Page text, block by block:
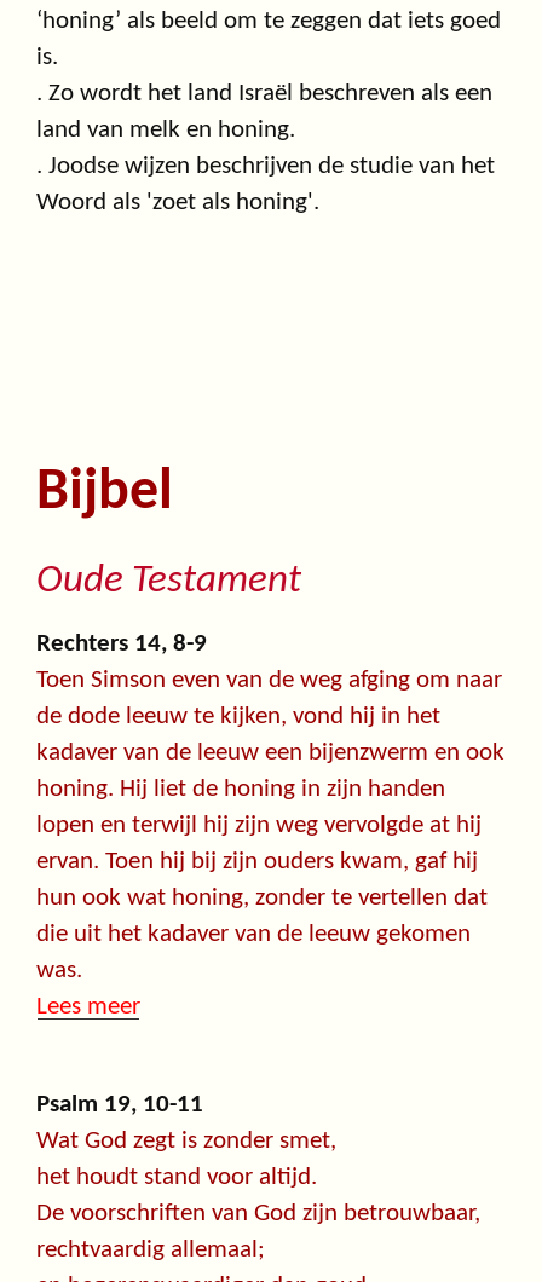
‘honing’ als beeld om te zeggen dat iets goed
is.
. Zo wordt het land Israël beschreven als een
land van melk en honing.
. Joodse wijzen beschrijven de studie van het
Woord als 'zoet als honing'.
Bijbel
Oude Testament
Rechters 14, 8-9
Toen Simson even van de weg afging om naar
de dode leeuw te kijken, vond hij in het
kadaver van de leeuw een bijenzwerm en ook
honing. Hij liet de honing in zijn handen
lopen en terwijl hij zijn weg vervolgde at hij
ervan. Toen hij bij zijn ouders kwam, gaf hij
hun ook wat honing, zonder te vertellen dat
die uit het kadaver van de leeuw gekomen
was.
Lees meer
Psalm 19, 10-11
Wat God zegt is zonder smet,
het houdt stand voor altijd.
De voorschriften van God zijn betrouwbaar,
rechtvaardig allemaal;